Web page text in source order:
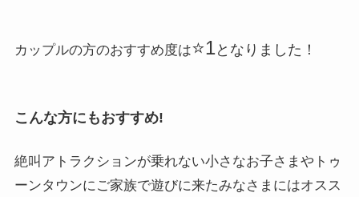
カップルの方のおすすめ度は⭐️1となりました！
こんな方にもおすすめ!
絶叫アトラクションが乗れない小さなお子さまやトゥ
ーンタウンにご家族で遊びに来たみなさまにはオスス